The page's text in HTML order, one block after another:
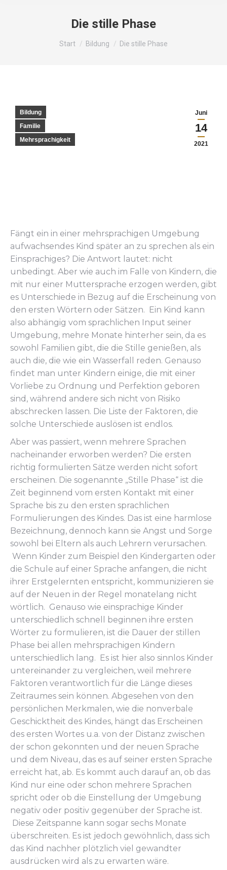
Die stille Phase
Sie befinden sich hier:
Start Bildung Die stille Phase
Juni
14
2021
Bildung
Familie
Mehrsprachigkeit
Fängt ein in einer mehrsprachigen Umgebung
aufwachsendes Kind später an zu sprechen als ein
Einsprachiges? Die Antwort lautet: nicht
unbedingt. Aber wie auch im Falle von Kindern, die
mit nur einer Muttersprache erzogen werden, gibt
es Unterschiede in Bezug auf die Erscheinung von
den ersten Wörtern oder Sätzen. Ein Kind kann
also abhängig vom sprachlichen Input seiner
Umgebung, mehre Monate hinterher sein, da es
sowohl Familien gibt, die die Stille genießen, als
auch die, die wie ein Wasserfall reden. Genauso
findet man unter Kindern einige, die mit einer
Vorliebe zu Ordnung und Perfektion geboren
sind, während andere sich nicht von Risiko
abschrecken lassen. Die Liste der Faktoren, die
solche Unterschiede auslösen ist endlos.
Aber was passiert, wenn mehrere Sprachen
nacheinander erworben werden? Die ersten
richtig formulierten Sätze werden nicht sofort
erscheinen. Die sogenannte „Stille Phase“ ist die
Zeit beginnend vom ersten Kontakt mit einer
Sprache bis zu den ersten sprachlichen
Formulierungen des Kindes. Das ist eine harmlose
Bezeichnung, dennoch kann sie Angst und Sorge
sowohl bei Eltern als auch Lehrern verursachen.
Wenn Kinder zum Beispiel den Kindergarten oder
die Schule auf einer Sprache anfangen, die nicht
ihrer Erstgelernten entspricht, kommunizieren sie
auf der Neuen in der Regel monatelang nicht
wörtlich. Genauso wie einsprachige Kinder
unterschiedlich schnell beginnen ihre ersten
Wörter zu formulieren, ist die Dauer der stillen
Phase bei allen mehrsprachigen Kindern
unterschiedlich lang. Es ist hier also sinnlos Kinder
untereinander zu vergleichen, weil mehrere
Faktoren verantwortlich für die Länge dieses
Zeitraumes sein können. Abgesehen von den
persönlichen Merkmalen, wie die nonverbale
Geschicktheit des Kindes, hängt das Erscheinen
des ersten Wortes u.a. von der Distanz zwischen
der schon gekonnten und der neuen Sprache
und dem Niveau, das es auf seiner ersten Sprache
erreicht hat, ab. Es kommt auch darauf an, ob das
Kind nur eine oder schon mehrere Sprachen
spricht oder ob die Einstellung der Umgebung
negativ oder positiv gegenüber der Sprache ist.
Diese Zeitspanne kann sogar sechs Monate
überschreiten. Es ist jedoch gewöhnlich, dass sich
das Kind nachher plötzlich viel gewandter
ausdrücken wird als zu erwarten wäre.